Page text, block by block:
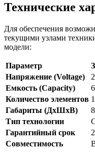
Технические
Для обеспечения
текущими узлами
модели:
Параметр
Напряжение (Voltage)
Емкость (Capacity)
Количество элементов
Габариты (ДхШхВ)
Тип технологии
Гарантийный срок
Совместимость